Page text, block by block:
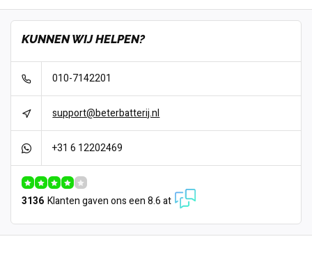
KUNNEN WIJ HELPEN?
010-7142201
support@beterbatterij.nl
+31 6 12202469
3136 Klanten gaven ons een 8.6 at